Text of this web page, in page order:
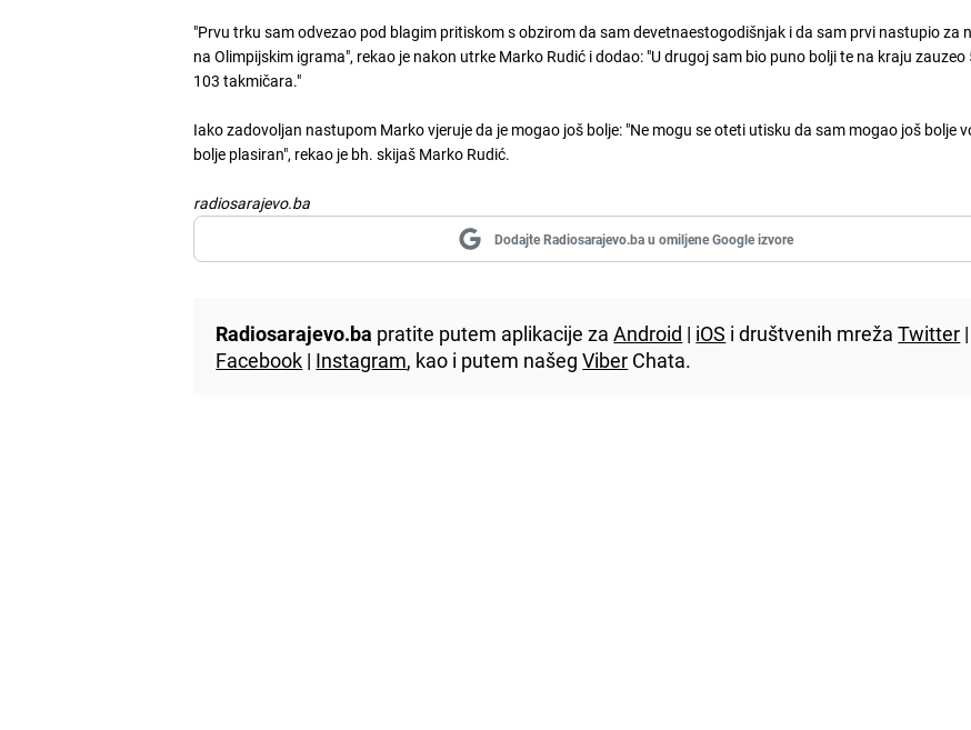
"Prvu trku sam odvezao pod blagim pritiskom s obzirom da sam devetnaestogodišnjak i da sam prvi nastupio za
na Olimpijskim igrama", rekao je nakon utrke Marko Rudić i dodao: "U drugoj sam bio puno bolji te na kraju
103 takmičara."
Iako zadovoljan nastupom Marko vjeruje da je mogao još bolje: "Ne mogu se oteti utisku da sam mogao još bolje
bolje plasiran", rekao je bh. skijaš Marko Rudić.
radiosarajevo.ba
Dodajte Radiosarajevo.ba u omiljene Google izvore
Radiosarajevo.ba pratite putem aplikacije zaAndroid | iOS i društvenih mrežaTwitter |
Facebook | Instagram, kao i putem našegViber Chata.